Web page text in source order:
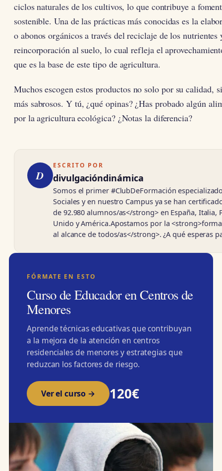
ciclos naturales de los cultivos, lo que contribuye a
sostenible. Una de las prácticas más conocidas es la
o abonos orgánicos a través del reciclaje de los nutrientes
reincorporación al suelo, lo cual refleja el
que es la base de este tipo de agricultura.
Muchos escogen estos productos no solo por su calidad,
más sabrosos. Y tú, ¿qué opinas? ¿Has probado algún
por la agricultura ecológica? ¿Notas la diferencia?
D
ESCRITO POR
divulgacióndinámica
Somos el primer #ClubDeFormación
Sociales y en nuestro Campus ya se han
de 92.980 alumnos/as</strong> en España, Italia,
Unido y América.Apostamos por la
al alcance de todos/as</strong>. ¿A qué esperas
FÓRMATE EN ESTO
Curso de Educador en Centros de
Menores
Aprende técnicas educativas que contribuyan
a la mejora de la atención en centros
residenciales de menores y estrategias que
reduzcan los factores de riesgo.
Ver el curso → 120€